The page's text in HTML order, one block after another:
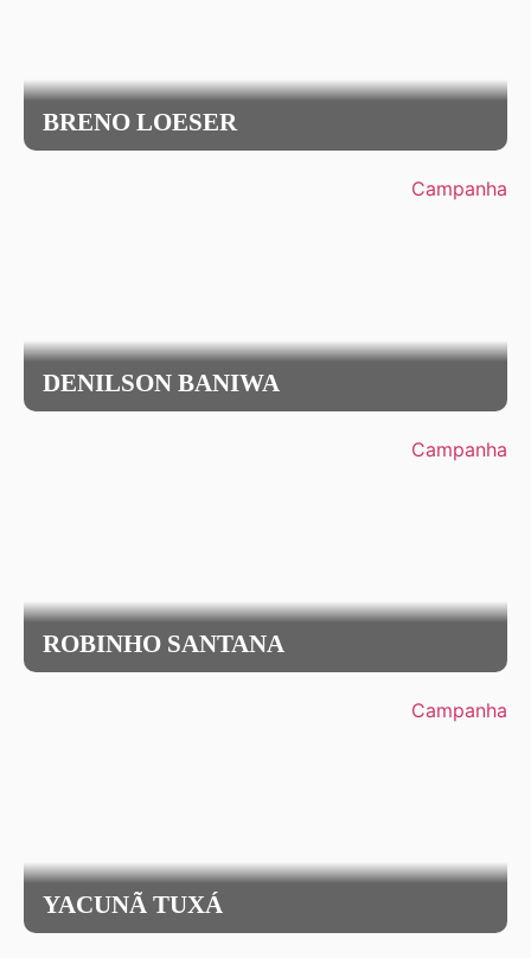
BRENO LOESER
Campanha
DENILSON BANIWA
Campanha
ROBINHO SANTANA
Campanha
YACUNÃ TUXÁ